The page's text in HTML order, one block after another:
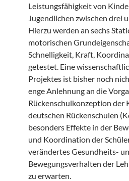
Leistungsfähigkeit von
Jugendlichen zwischen drei
Hierzu werden an sechs
motorischen
Schnelligkeit, Kraft,
getestet. Eine
Projektes ist bisher noch
enge Anlehnung an die
Rückenschulkonzeption der
deutschen Rückenschulen
besonders Effekte in der
und Koordination der
verändertes Gesundheits-
Bewegungsverhalten der
zu erwarten.